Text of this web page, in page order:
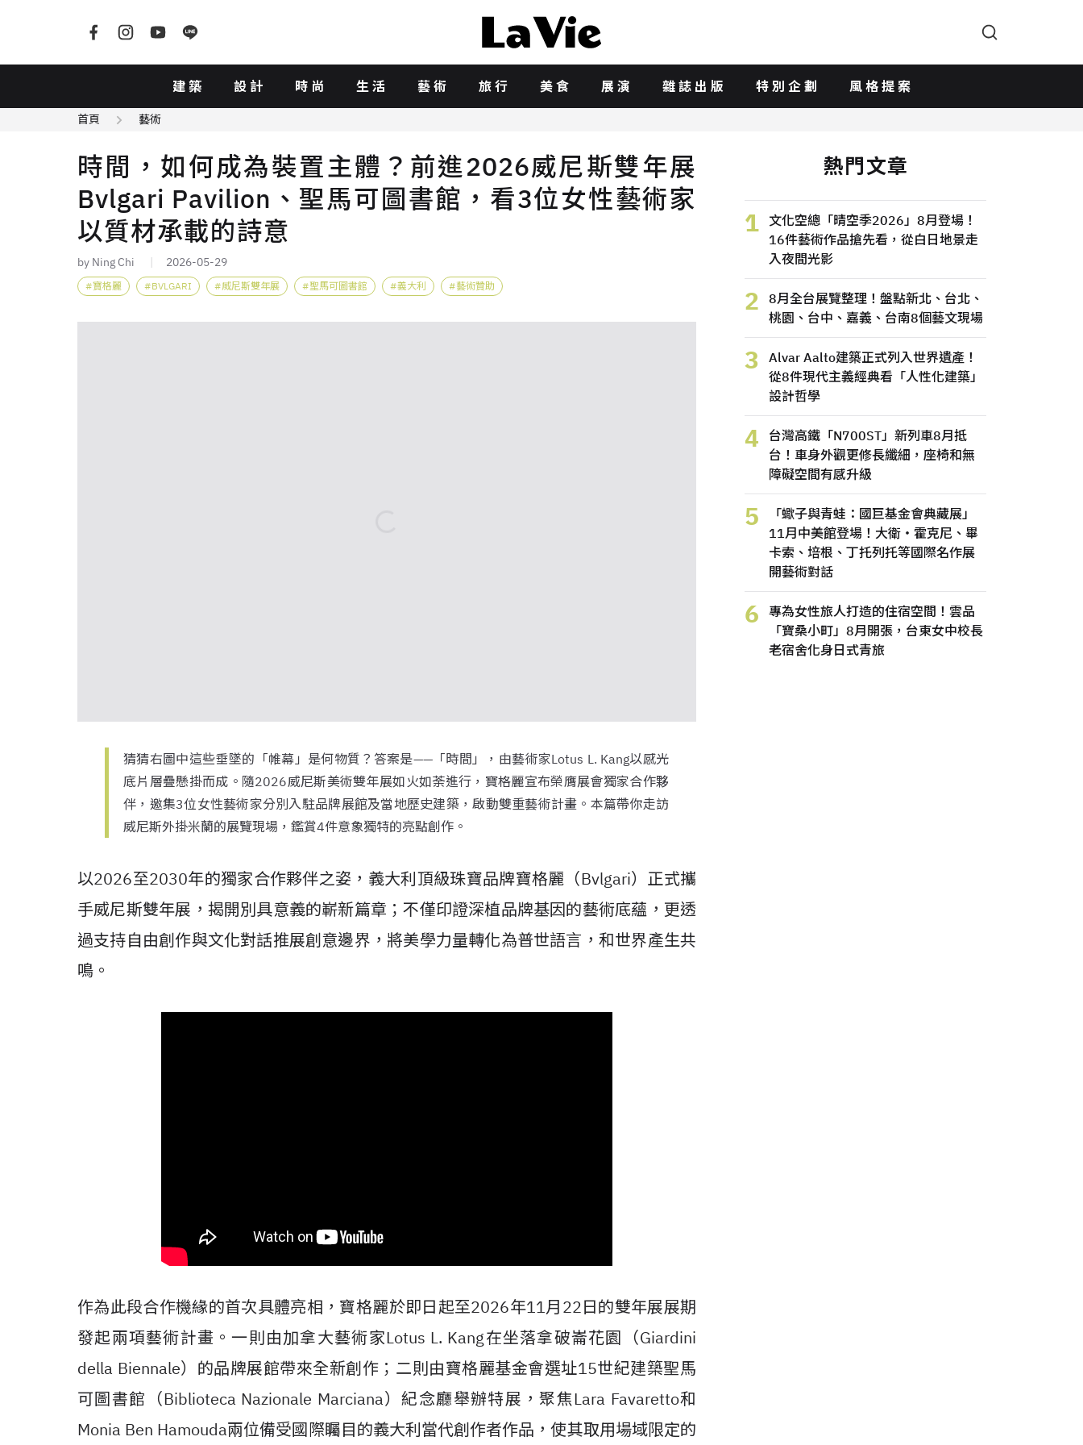
建築 設計 時尚 生活 藝術 旅行 美食 展演 雜誌出版 特別企劃 風格提案
首頁 藝術
時間，如何成為裝置主體？前進2026威尼斯雙年展
Bvlgari Pavilion、聖馬可圖書館，看3位女性藝術家
以質材承載的詩意
by Ning Chi 2026-05-29
寶格麗 BVLGARI 威尼斯雙年展 聖馬可圖書館 義大利 藝術贊助
猜猜右圖中這些垂墜的「帷幕」是何物質？答案是——「時間」，由藝術家Lotus L. Kang以感光
底片層疊懸掛而成。隨2026威尼斯美術雙年展如火如荼進行，寶格麗宣布榮膺展會獨家合作夥
伴，邀集3位女性藝術家分別入駐品牌展館及當地歷史建築，啟動雙重藝術計畫。本篇帶你走訪
威尼斯外掛米蘭的展覽現場，鑑賞4件意象獨特的亮點創作。
以2026至2030年的獨家合作夥伴之姿，義大利頂級珠寶品牌寶格麗（Bvlgari）正式攜
手威尼斯雙年展，揭開別具意義的嶄新篇章；不僅印證深植品牌基因的藝術底蘊，更透
過支持自由創作與文化對話推展創意邊界，將美學力量轉化為普世語言，和世界產生共
鳴。
作為此段合作機緣的首次具體亮相，寶格麗於即日起至2026年11月22日的雙年展展期
發起兩項藝術計畫。一則由加拿大藝術家Lotus L. Kang在坐落拿破崙花園（Giardini
della Biennale）的品牌展館帶來全新創作；二則由寶格麗基金會選址15世紀建築聖馬
可圖書館（Biblioteca Nazionale Marciana）紀念廳舉辦特展，聚焦Lara Favaretto和
Monia Ben Hamouda兩位備受國際矚目的義大利當代創作者作品，使其取用場域限定的
熱門文章
1
文化空總「晴空季2026」8月登場！
16件藝術作品搶先看，從白日地景走
入夜間光影
2
8月全台展覽整理！盤點新北、台北、
桃園、台中、嘉義、台南8個藝文現場
3
Alvar Aalto建築正式列入世界遺產！
從8件現代主義經典看「人性化建築」
設計哲學
4
台灣高鐵「N700ST」新列車8月抵
台！車身外觀更修長纖細，座椅和無
障礙空間有感升級
5
「蠍子與青蛙：國巨基金會典藏展」
11月中美館登場！大衛・霍克尼、畢
卡索、培根、丁托列托等國際名作展
開藝術對話
6
專為女性旅人打造的住宿空間！雲品
「寶桑小町」8月開張，台東女中校長
老宿舍化身日式青旅